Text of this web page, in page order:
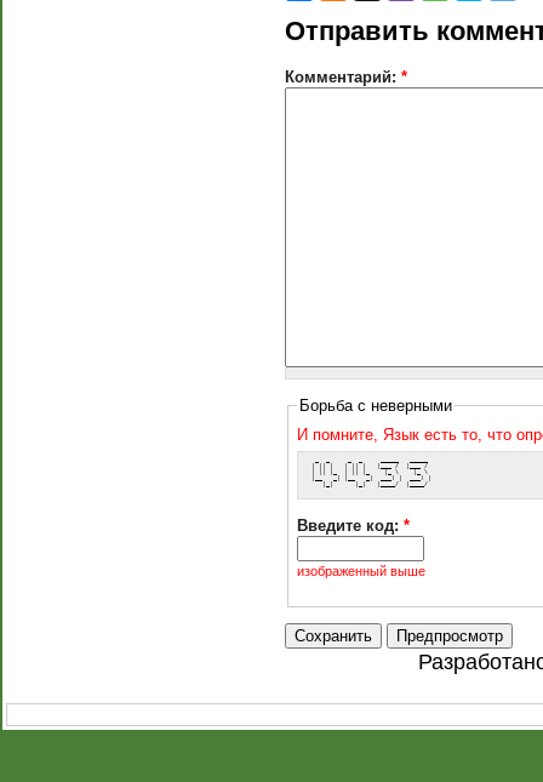
Отправить
Комментарий: *
Борьба с неверными
И помните, Язык есть то, что
| || |   | || |   |___ /  |___ /
| || |_  | || |_    |_ \    |_ \
|__   _| |__   _|  ___) |  ___) |
    |_|      |_|   |____/  |____/
Введите код: *
изображенный выше